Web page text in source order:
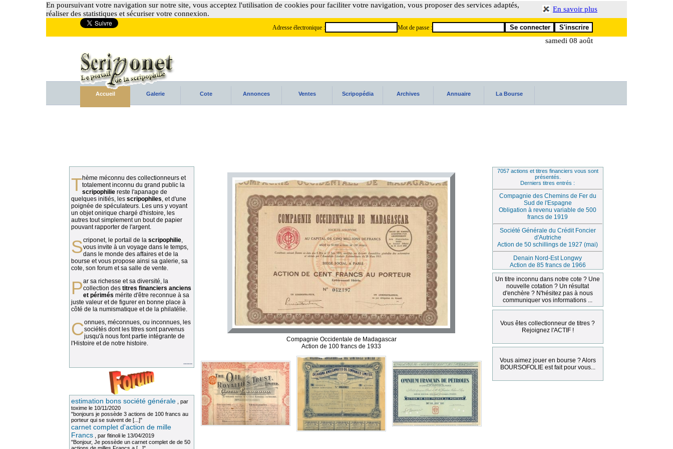
En poursuivant votre navigation sur notre site, vous acceptez l'utilisation de cookies pour faciliter votre navigation, vous proposer des services adaptés,
réaliser des statistiques et sécuriser votre connexion.
En savoir plus
Adresse électronique : Mot de passe :
samedi 08 août
Accueil Galerie Cote Annonces Ventes Scripopédia Archives Annuaire La Bourse
Thème méconnu des collectionneurs ettotalement inconnu du grand public la
scripophilie reste l'apanage de
quelques initiés, les scripophiles, et d'une
poignée de spéculateurs. Les uns y voyant
un objet onirique chargé d'histoire, les
autres tout simplement un bout de papier
pouvant rapporter de l'argent.
Scriponet, le portail de la scripophilie,
vous invite à un voyage dans le temps,
dans le monde des affaires et de la
bourse et vous propose ainsi sa galerie, sa
cote, son forum et sa salle de vente.
Par sa richesse et sa diversité, lacollection des titres financiers anciens
et périmés mérite d'être reconnue à sa
juste valeur et de figurer en bonne place à
côté de la numismatique et de la philatélie.
Connues, méconnues, ou inconnues, lessociétés dont les titres sont parvenus
jusqu'à nous font partie intégrante de
l'Histoire et de notre histoire.
......
estimation bons société générale , par
toxime le 10/11/2020
"bonjours je possède 3 actions de 100 francs au
porteur qui se suivent de [...]"
carnet complet d'action de mille
Francs , par fitinoli le 13/04/2019
"Bonjour, Je possède un carnet complet de de 50
Compagnie Occidentale de Madagascar
Action de 100 francs de 1933
7057 actions et titres financiers vous sont
présentés.
Derniers titres entrés :
Compagnie des Chemins de Fer du
Sud de l'Espagne
Obligation à revenu variable de 500
francs de 1919
Société Générale du Crédit Foncier
d'Autriche
Action de 50 schillings de 1927 (mai)
Denain Nord-Est Longwy
Action de 85 francs de 1966
Un titre inconnu dans notre cote ? Une
nouvelle cotation ? Un résultat
d'enchère ? N'hésitez pas à nous
communiquer vos informations ...
Vous êtes collectionneur de titres ?
Rejoignez l'ACTIF !
Vous aimez jouer en bourse ? Alors
BOURSOFOLIE est fait pour vous...